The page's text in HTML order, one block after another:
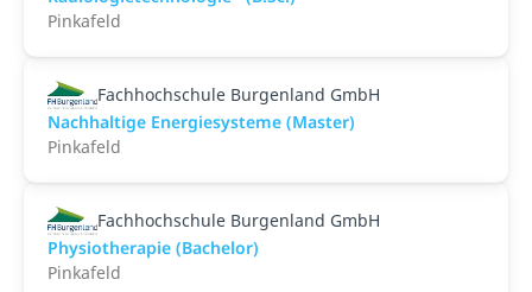
Pinkafeld
Fachhochschule Burgenland GmbH
Nachhaltige Energiesysteme (Master)
Pinkafeld
Fachhochschule Burgenland GmbH
Physiotherapie (Bachelor)
Pinkafeld